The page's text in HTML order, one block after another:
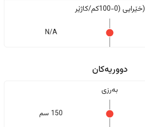
(خێرایی (0-100کم/کاژێر
N/A
دووریەکان
بەرزی
150 سم